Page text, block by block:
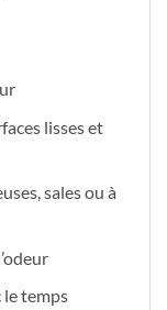
lisses et
sales ou à
le temps